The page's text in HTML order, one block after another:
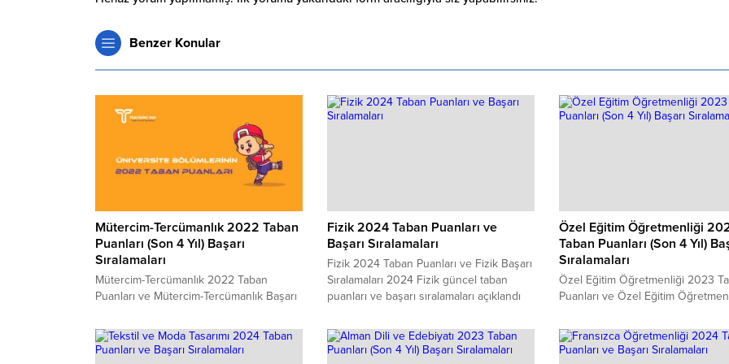
Benzer Konular
Mütercim-Tercümanlık 2022 Taban
Puanları (Son 4 Yıl) Başarı
Sıralamaları
Mütercim-Tercümanlık 2022 Taban
Puanları ve Mütercim-Tercümanlık Başarı
kaç puanla kapattı? Mütercim-Tercümanlık
sıralaması. 2022 yılında sınava girecek
Fizik 2024 Taban Puanları ve
Başarı Sıralamaları
Fizik 2024 Taban Puanları ve Fizik Başarı
Sıralamaları 2024 Fizik güncel taban
puanları ve başarı sıralamaları açıklandı
sıralaması. 2024 yılında sınava girecek
adayların en çok merak ettiği konuların
Özel Eğitim Öğretmenliği
Taban Puanları (Son 4 Yıl)
Sıralamaları
Özel Eğitim Öğretmenliği 2023
Puanları ve Özel Eğitim
Öğretmenliği kaç puanla kapattı?
Eğitim Öğretmenliği sıralaması.